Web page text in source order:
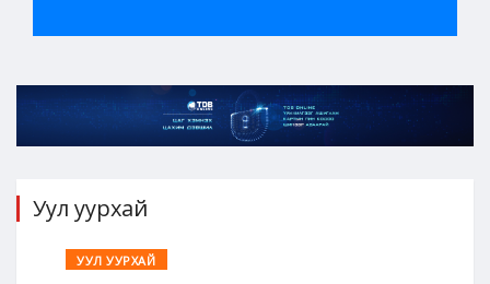
Уул уурхай
УУЛ УУРХАЙ